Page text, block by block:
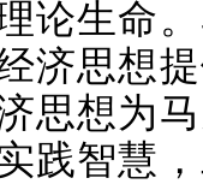
论生命
济思想
思想为
践智慧